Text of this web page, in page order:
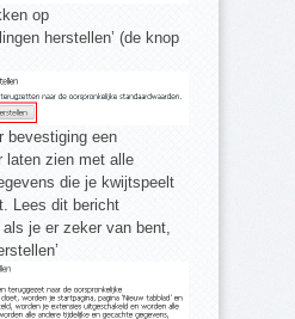
op
herstellen’ (de knop
bevestiging een
laten zien met alle
die je kwijtspeelt
Lees dit bericht
je er zeker van bent,